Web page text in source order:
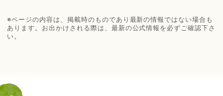
※ページの内容は、掲載時のものであり最新の情報ではない場合も
あります。お出かけされる際は、最新の公式情報を必ずご確認下さ
い。